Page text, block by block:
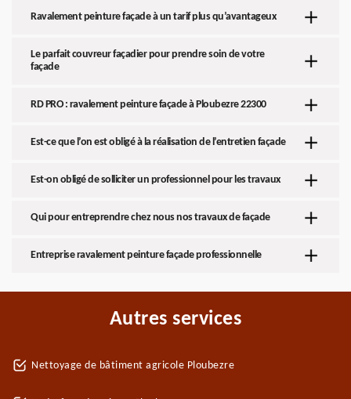
Ravalement peinture façade à un tarif plus qu’avantageux
Le parfait couvreur façadier pour prendre soin de votre
façade
RD PRO : ravalement peinture façade à Ploubezre 22300
Est-ce que l’on est obligé à la réalisation de l’entretien façade
Est-on obligé de solliciter un professionnel pour les travaux
Qui pour entreprendre chez nous nos travaux de façade
Entreprise ravalement peinture façade professionnelle
Autres services
Nettoyage de bâtiment agricole Ploubezre